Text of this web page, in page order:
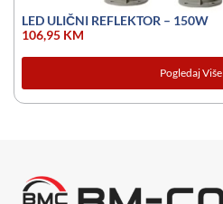
LED ULIČNI REFLEKTOR – 150W
106,95 KM
Pogledaj Više